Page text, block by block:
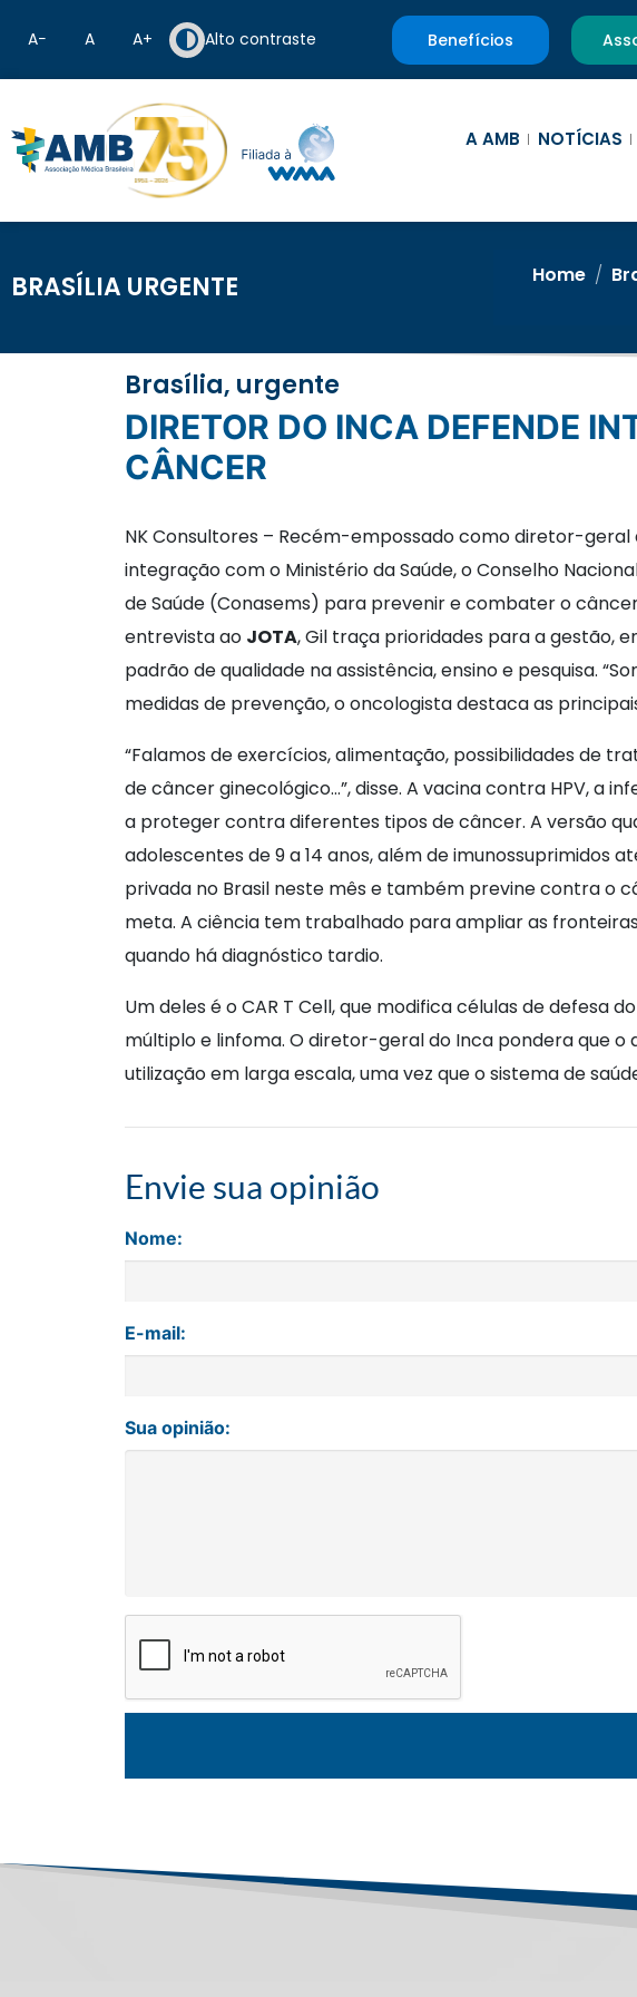
A− A A+ Alto contraste Benefícios
A AMB NOTÍCIAS
BRASÍLIA URGENTE Home /
Brasília, urgente
DIRETOR DO INCA DEFENDE INTEGRAÇÃO PARA PREVENIR E COMBATER O
CÂNCER
NK Consultores – Recém-empossado como diretor-
integração com o Ministério da Saúde, o Conselho
de Saúde (Conasems) para prevenir e combater o
entrevista ao JOTA, Gil traça prioridades para a gestão,
padrão de qualidade na assistência, ensino e pesquisa.
medidas de prevenção, o oncologista destaca as
“Falamos de exercícios, alimentação, possibilidades de
de câncer ginecológico…”, disse. A vacina contra HPV, a
a proteger contra diferentes tipos de câncer. A versão
adolescentes de 9 a 14 anos, além de imunossuprimidos
privada no Brasil neste mês e também previne contra o
meta. A ciência tem trabalhado para ampliar as
quando há diagnóstico tardio.
Um deles é o CAR T Cell, que modifica células de
múltiplo e linfoma. O diretor-geral do Inca pondera que
utilização em larga escala, uma vez que o sistema de
Envie sua opinião
Nome:
E-mail:
Sua opinião: